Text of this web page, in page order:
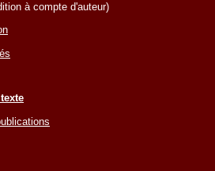
à compte d'auteur)